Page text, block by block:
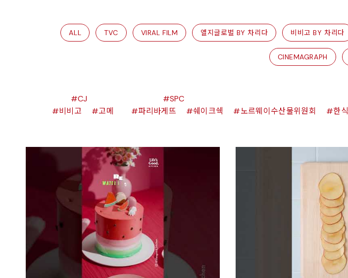
ALL TVC VIRAL FILM 엘지글로벌 BY 차리다 비비고 BY 차리다
CINEMAGRAPH
CJ
비비고
고메
SPC
파리바게뜨
쉐이크쉑 노르웨이수산물위원회 한식